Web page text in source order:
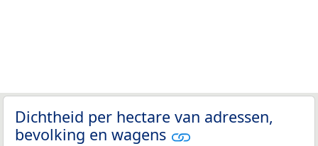
Dichtheid per hectare van adressen,
bevolking en wagens